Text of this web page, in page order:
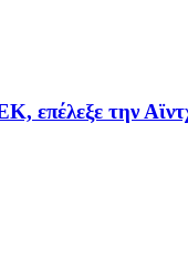
επέλεξε την